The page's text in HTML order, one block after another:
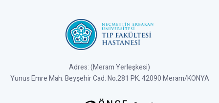
Adres: (Meram Yerleşkesi)
Yunus Emre Mah. Beyşehir Cad. No:281 PK: 42090 Meram/KONYA